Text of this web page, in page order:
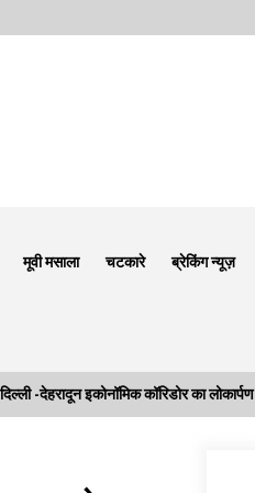
मूवी मसाला चटकारे ब्रेकिंग न्यूज़
-देहरादून इकोनॉमिक कॉरिडोर का लोकार्पण